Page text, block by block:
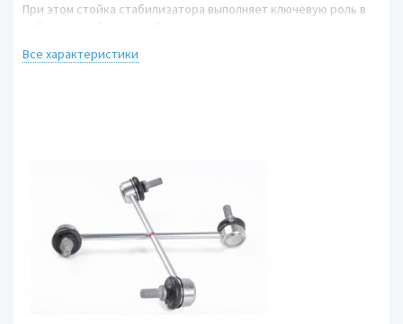
При этом стойка стабилизатора выполняет ключевую роль в
от ям или ухабов на дороге. Поэтому штанги или стойки
качественной стали и строгому производственному контролю.
Замена неисправной стойки стабилизатора в автомобиле на
новую стойку DEQST имеет прямое и легко ощутимое влияние
на качество вождения за счет уменьшения вибрации и
снижения кренов в поворотах.
Все характеристики